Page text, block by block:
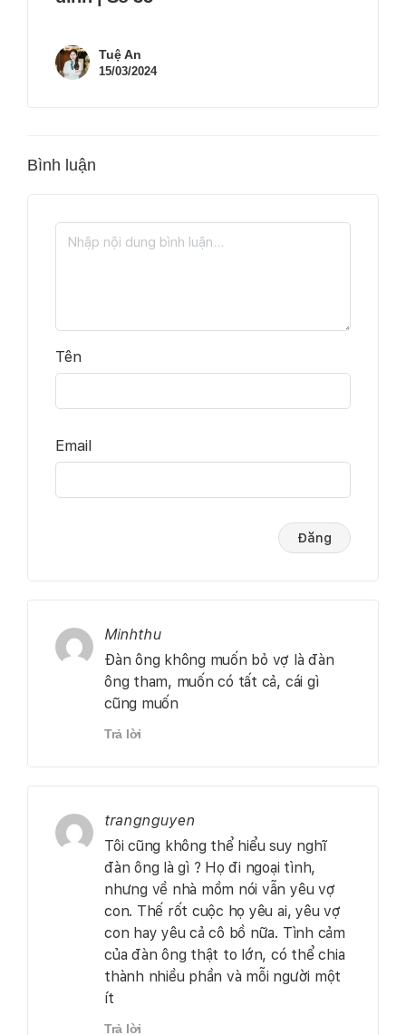
Tuệ An
15/03/2024
Bình luận
Tên
Email
Minhthu
Đàn ông không muốn bỏ vợ là đàn
ông tham, muốn có tất cả, cái gì
cũng muốn
Trả lời
trangnguyen
Tôi cũng không thể hiểu suy nghĩ
đàn ông là gì ? Họ đi ngoại tình,
nhưng về nhà mồm nói vẫn yêu vợ
con. Thế rốt cuộc họ yêu ai, yêu vợ
con hay yêu cả cô bồ nữa. Tình cảm
của đàn ông thật to lớn, có thể chia
thành nhiều phần và mỗi người một
ít
Trả lời